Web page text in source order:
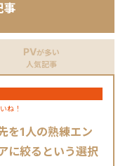
事
PVが多い
人気記事
ね！
を1人の熟練エン
に絞るという選択